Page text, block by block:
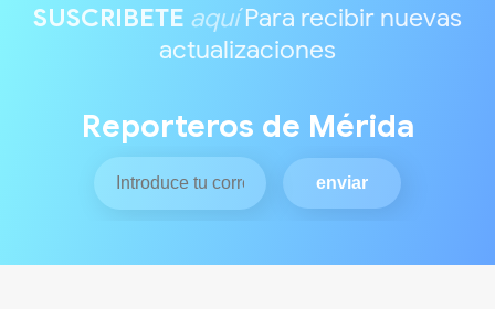
SUSCRIBETE aquíPara recibir nuevas
actualizaciones
Reporteros de Mérida